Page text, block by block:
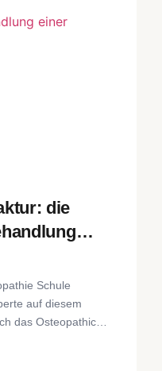
die
Schule
auf diesem
das Osteopathic